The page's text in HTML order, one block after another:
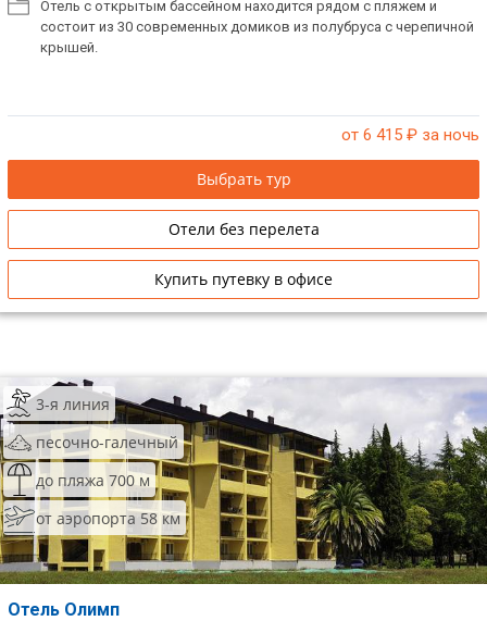
Отель с открытым бассейном находится рядом с пляжем и
состоит из 30 современных домиков из полубруса с черепичной
крышей.
от 6 415 ₽ за ночь
Выбрать тур
Отели без перелета
Купить путевку в офисе
3-я линия
песочно-галечный
до пляжа 700 м
от аэропорта 58 км
Отель Олимп